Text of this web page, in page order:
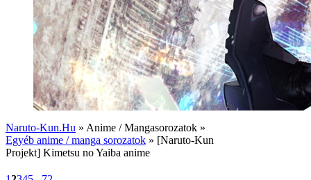
Naruto-Kun.Hu » Anime / Mangasorozatok »
Egyéb anime / manga sorozatok » [Naruto-Kun
Projekt] Kimetsu no Yaiba anime